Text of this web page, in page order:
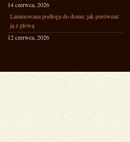
14 czerwca, 2026
Laminowana podłoga do domu: jak porównać
ją z głową
12 czerwca, 2026